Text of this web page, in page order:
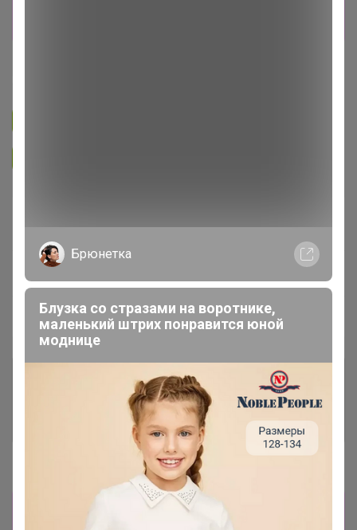
100 %
Ожидание ~ 3 дня
Пристрой 1 лот
Комментарии к лотам 1.6K
Отзывы участников 3.6K
Склад очень подвижный, прописывайте
Брюнетка
Блузка со стразами на воротнике,
маленький штрих понравится юной
моднице